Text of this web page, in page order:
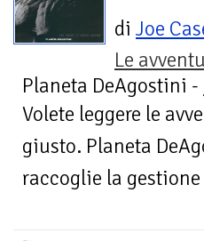
di Joe
Le
Planeta DeAgostini -
Volete leggere le
giusto. Planeta
raccoglie la